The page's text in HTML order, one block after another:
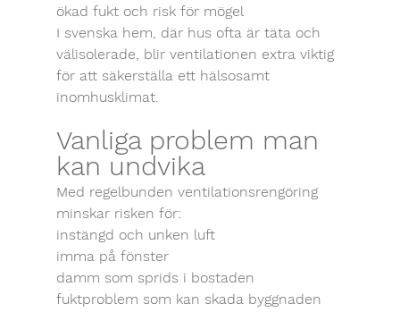
ökad fukt och risk för mögel
I svenska hem, där hus ofta är täta och
välisolerade, blir ventilationen extra viktig
för att säkerställa ett hälsosamt
inomhusklimat.
Vanliga problem man
kan undvika
Med regelbunden ventilationsrengöring
minskar risken för:
instängd och unken luft
imma på fönster
damm som sprids i bostaden
fuktproblem som kan skada byggnaden